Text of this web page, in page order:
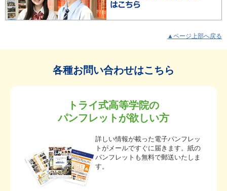
▲ページ上部へ戻る
各種お問い合わせはこちら
トライ式高等学院の
パンフレットが欲しい方
詳しい情報が載った電子パンフレッ
トがメールですぐに届きます。紙の
パンフレットも無料で郵送いたしま
す。